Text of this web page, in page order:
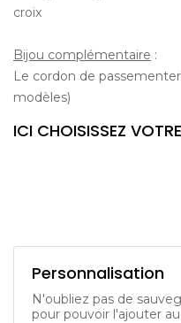
croix
Bijou complémentaire :
Le cordon de
modèles)
ICI CHOISISSEZ
Personnalisation
N'oubliez pas de
pour pouvoir l'ajouter